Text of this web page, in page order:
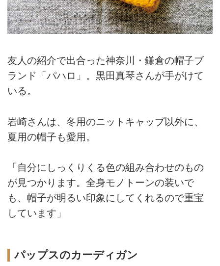
友人の紹介で出合った神奈川・鎌倉の帽子ブ
ランド「パハロ」。黒田真琴さんが手がけて
いる。
岩崎さんは、冬用のニットキャップ以外に、
夏用の帽子も愛用。
「自分にしっくりくる色の組み合わせのもの
が見つかります。全身モノトーンの装いで
も、帽子が明るい印象にしてくれるので重宝
しています」
パップスのカーディガン